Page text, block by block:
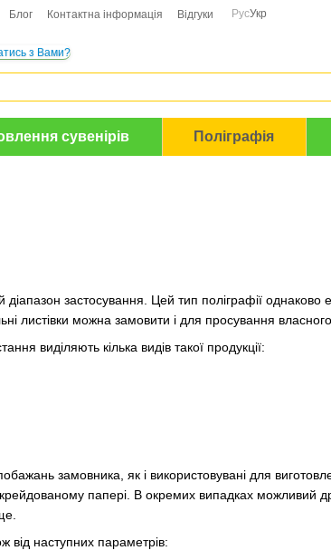
Блог Контактна інформація Відгуки РусУкр
з Вами?
сувенірів Поліграфія
застосування. Цей тип поліграфії
листівки можна замовити і для просування
виділяють кілька видів такої продукції:
замовника, як і використовувані для
папері. В окремих випадках можливий
від наступних параметрів: